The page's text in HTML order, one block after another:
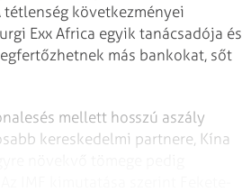
tétlenség következményei
Exx Africa egyik tanácsadója és
más bankokat, sőt
mellett hosszú aszály
kereskedelmi partnere, Kína